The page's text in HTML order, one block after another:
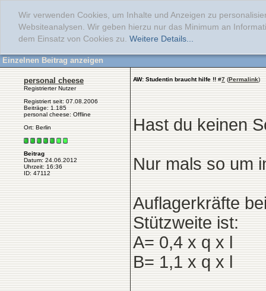
Wir verwenden Cookies, um Inhalte und Anzeigen zu
Websiteanalysen. Wir geben hierzu nur das Minimum an
dem Einsatz von Cookies zu. Weitere Details...
Einzelnen Beitrag anzeigen
personal cheese
Registrierter Nutzer
Registriert seit: 07.08.2006
Beiträge: 1.185
personal cheese: Offline
Ort: Berlin
Beitrag
Datum: 24.06.2012
Uhrzeit: 16:36
ID: 47112
AW: Studentin braucht hilfe !! #7 (Permalink)
Hast du keinen
Nur mals so um
Auflagerkräfte
Stützweite ist:
A= 0,4 x q x l
B= 1,1 x q x l